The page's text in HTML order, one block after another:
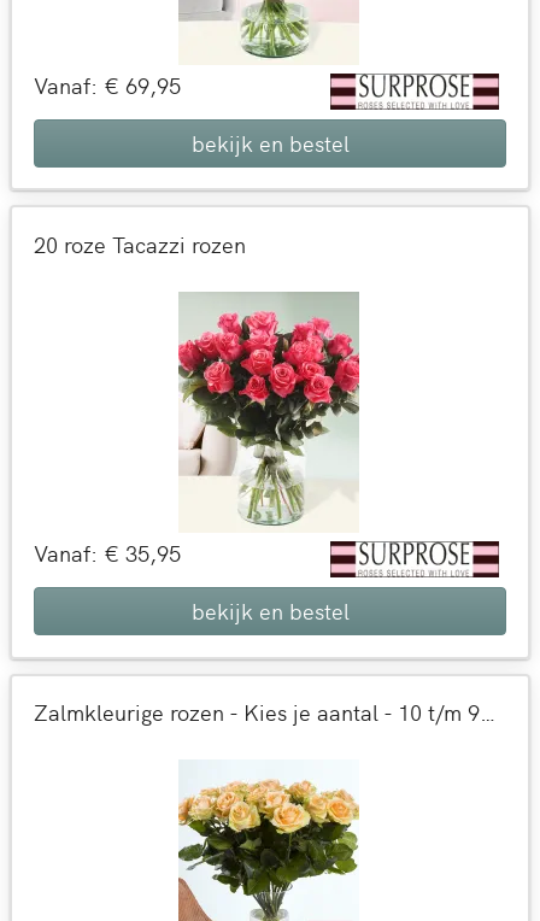
Vanaf: € 69,95
bekijk en bestel
20 roze Tacazzi rozen
Vanaf: € 35,95
bekijk en bestel
Zalmkleurige rozen - Kies je aantal - 10 t/m 99 rozen